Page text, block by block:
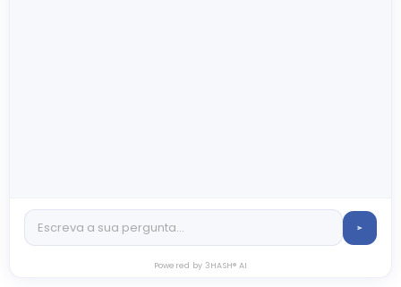
Powered by 3HASH® AI